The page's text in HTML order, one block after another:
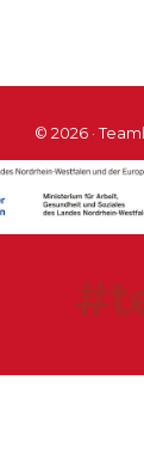
© 2026 ·